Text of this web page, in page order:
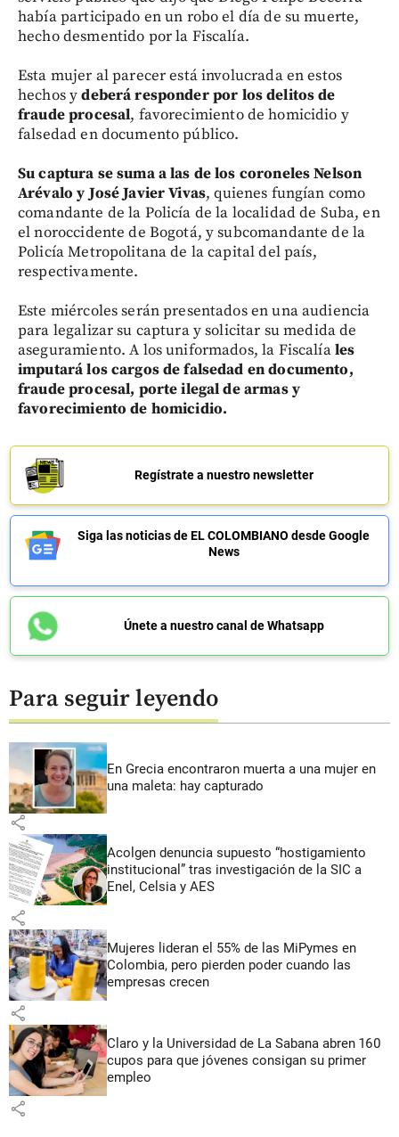
había participado en un robo el día de su muerte,
hecho desmentido por la Fiscalía.
Esta mujer al parecer está involucrada en estos
hechos ydeberá responder por los delitos de
fraude procesal, favorecimiento de homicidio y
falsedad en documento público.
Su captura se suma a las de los coroneles Nelson
Arévalo y José Javier Vivas, quienes fungían como
comandante de la Policía de la localidad de Suba, en
el noroccidente de Bogotá, y subcomandante de la
Policía Metropolitana de la capital del país,
respectivamente.
Este miércoles serán presentados en una audiencia
para legalizar su captura y solicitar su medida de
aseguramiento. A los uniformados, la Fiscalíales
imputará los cargos de falsedad en documento,
fraude procesal, porte ilegal de armas y
favorecimiento de homicidio.
Regístrate a nuestro newsletter
Siga las noticias de EL COLOMBIANO desde Google
News
Únete a nuestro canal de Whatsapp
Para seguir leyendo
En Grecia encontraron muerta a una mujer en
una maleta: hay capturado
share
Acolgen denuncia supuesto “hostigamiento
institucional” tras investigación de la SIC a
Enel, Celsia y AES
share
Mujeres lideran el 55% de las MiPymes en
Colombia, pero pierden poder cuando las
empresas crecen
share
Claro y la Universidad de La Sabana abren 160
cupos para que jóvenes consigan su primer
empleo
share